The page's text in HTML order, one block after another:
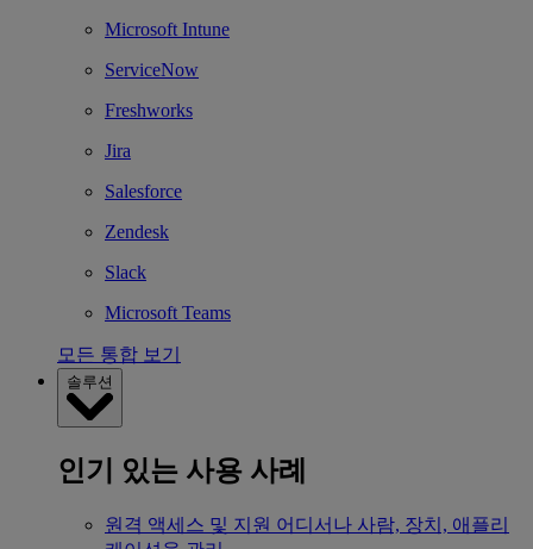
Microsoft Intune
ServiceNow
Freshworks
Jira
Salesforce
Zendesk
Slack
Microsoft Teams
모든 통합 보기
솔루션
인기 있는 사용 사례
원격 액세스 및 지원 어디서나 사람, 장치, 애플리